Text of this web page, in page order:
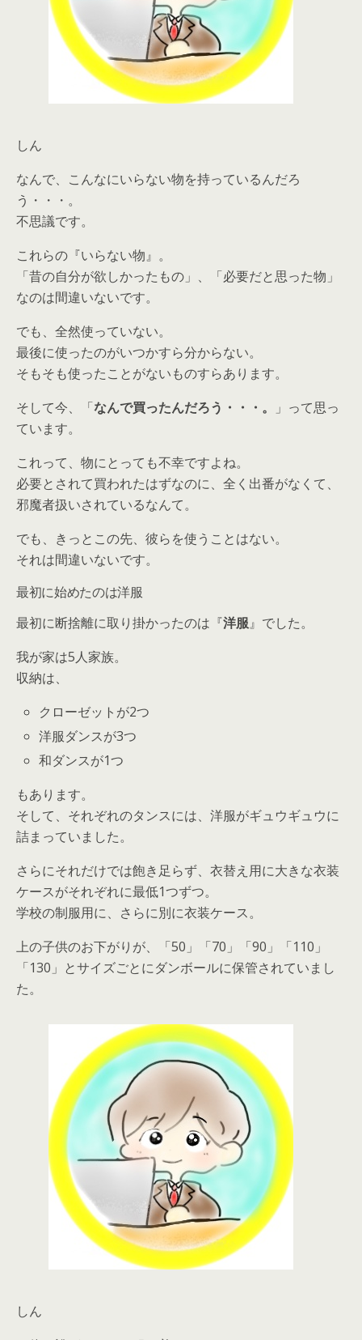
しん
なんで、こんなにいらない物を持っているんだろ
う・・・。
不思議です。
これらの『いらない物』。
「昔の自分が欲しかったもの」、「必要だと思った物」
なのは間違いないです。
でも、全然使っていない。
最後に使ったのがいつかすら分からない。
そもそも使ったことがないものすらあります。
そして今、「なんで買ったんだろう・・・。
」って思っ
ています。
これって、物にとっても不幸ですよね。
必要とされて買われたはずなのに、全く出番がなくて、
邪魔者扱いされているなんて。
でも、きっとこの先、彼らを使うことはない。
それは間違いないです。
最初に始めたのは洋服
最初に断捨離に取り掛かったのは『洋服』でした。
我が家は5人家族。
収納は、
クローゼットが2つ
洋服ダンスが3つ
和ダンスが1つ
もあります。
そして、それぞれのタンスには、洋服がギュウギュウに
詰まっていました。
さらにそれだけでは飽き足らず、衣替え用に大きな衣装
ケースがそれぞれに最低1つずつ。
学校の制服用に、さらに別に衣装ケース。
上の子供のお下がりが、「50」「70」「90」「110」
「130」とサイズごとにダンボールに保管されていまし
た。
しん